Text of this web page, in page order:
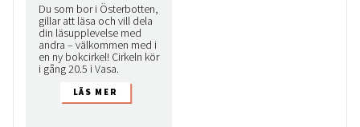
Du som bor i Österbotten,
gillar att läsa och vill dela
din läsupplevelse med
andra – välkommen med i
en ny bokcirkel! Cirkeln kör
i gång 20.5 i Vasa.